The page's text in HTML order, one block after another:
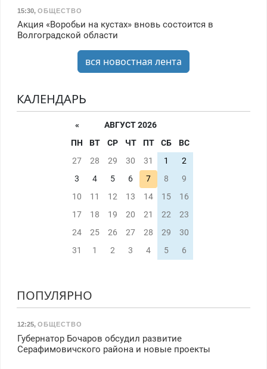
15:30, ОБЩЕСТВО
Акция «Воробьи на кустах» вновь состоится в
Волгоградской области
вся новостная лента
КАЛЕНДАРЬ
«
АВГУСТ 2026
ПН
ВТ СР ЧТ ПТ СБ
ВС
27
28 29 30 31 1
2
3
4 5 6 7 8
9
10
11 12 13 14 15
16
17
18 19 20 21 22
23
24
25 26 27 28 29
30
31
1 2 3 4 5 6
ПОПУЛЯРНО
12:25, ОБЩЕСТВО
Губернатор Бочаров обсудил развитие
Серафимовичского района и новые проекты